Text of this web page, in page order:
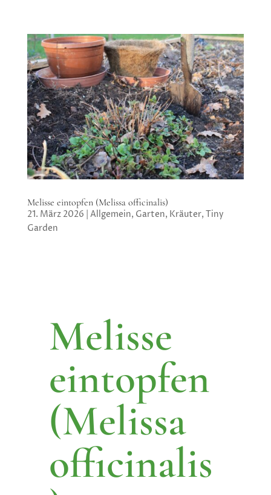
Melisse eintopfen (Melissa officinalis)
21. März 2026 Allgemein, Garten, Kräuter, Tiny
Garden
Melisse
eintopfen
(Melissa
officinalis